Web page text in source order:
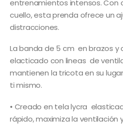
entrenamientos intensos. Con
cuello, esta prenda ofrece un
distracciones.
La banda de 5 cm en brazos y
elacticado con lineas de
mantienen la tricota en su
ti mismo.
• Creado en tela lycra
rápido, maximiza la ventilación